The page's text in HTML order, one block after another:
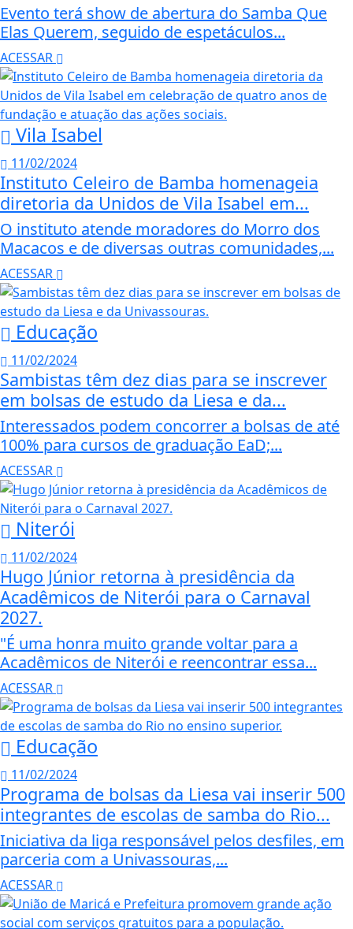
Evento terá show de abertura do Samba Que
Elas Querem, seguido de espetáculos...
ACESSAR
Vila Isabel
11/02/2024
Instituto Celeiro de Bamba homenageia
diretoria da Unidos de Vila Isabel em...
O instituto atende moradores do Morro dos
Macacos e de diversas outras comunidades,...
ACESSAR
Educação
11/02/2024
Sambistas têm dez dias para se inscrever
em bolsas de estudo da Liesa e da...
Interessados podem concorrer a bolsas de até
100% para cursos de graduação EaD;...
ACESSAR
Niterói
11/02/2024
Hugo Júnior retorna à presidência da
Acadêmicos de Niterói para o Carnaval
2027.
"É uma honra muito grande voltar para a
Acadêmicos de Niterói e reencontrar essa...
ACESSAR
Educação
11/02/2024
Programa de bolsas da Liesa vai inserir 500
integrantes de escolas de samba do Rio...
Iniciativa da liga responsável pelos desfiles, em
parceria com a Univassouras,...
ACESSAR